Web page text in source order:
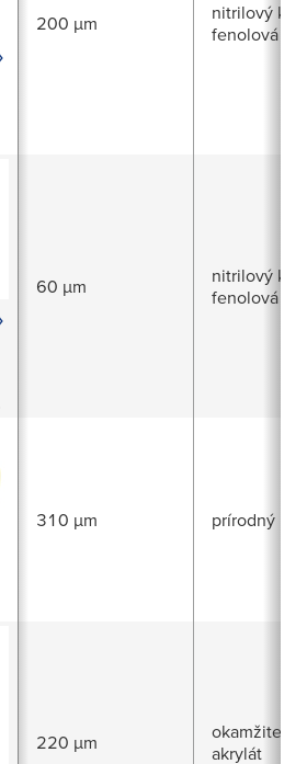
200 µm
nitrilový
fenolová
60 µm
nitrilový
fenolová
310 µm prírodný
220 µm
okamžite
akrylát